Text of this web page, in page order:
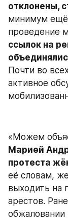
отклонены,
минимум ещё
проведение
ссылок на
Почти во
активное
«Можем
Марией
протеста
её словам,
выходить на
арестов.
обжаловании